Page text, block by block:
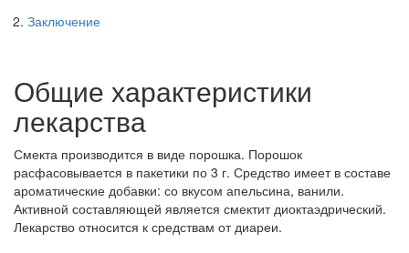
Заключение
Общие характеристики
лекарства
Смекта производится в виде порошка. Порошок
расфасовывается в пакетики по 3 г. Средство имеет в составе
ароматические добавки: со вкусом апельсина, ванили.
Активной составляющей является смектит диоктаэдрический.
Лекарство относится к средствам от диареи.